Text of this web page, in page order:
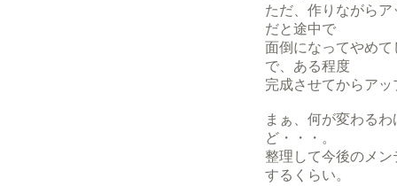
ただ、作りながら
だと途中で
面倒になってやめ
で、ある程度
完成させてからアッ
まぁ、何が変わる
ど・・・。
整理して今後のメ
するくらい。